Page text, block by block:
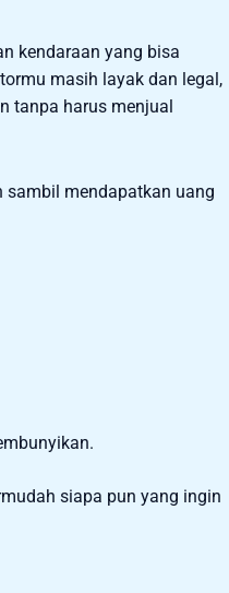
kendaraan yang bisa
masih layak dan legal,
tanpa harus menjual
mendapatkan uang
siapa pun yang ingin